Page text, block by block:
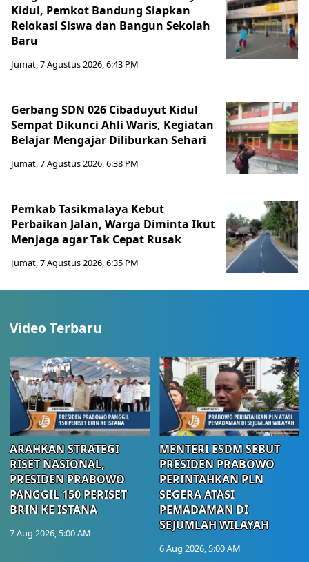
Kidul, Pemkot Bandung Siapkan
Relokasi Siswa dan Bangun Sekolah
Baru
Jumat, 7 Agustus 2026, 6:43 PM
Gerbang SDN 026 Cibaduyut Kidul
Sempat Dikunci Ahli Waris, Kegiatan
Belajar Mengajar Diliburkan Sehari
Jumat, 7 Agustus 2026, 6:38 PM
Pemkab Tasikmalaya Kebut
Perbaikan Jalan, Warga Diminta Ikut
Menjaga agar Tak Cepat Rusak
Jumat, 7 Agustus 2026, 6:35 PM
Video Terbaru
ARAHKAN STRATEGI
RISET NASIONAL,
PRESIDEN PRABOWO
PANGGIL 150 PERISET
BRIN KE ISTANA
7 Aug 2026, 5:00 AM
MENTERI ESDM SEBUT
PRESIDEN PRABOWO
PERINTAHKAN PLN
SEGERA ATASI
PEMADAMAN DI
SEJUMLAH WILAYAH
6 Aug 2026, 5:00 AM